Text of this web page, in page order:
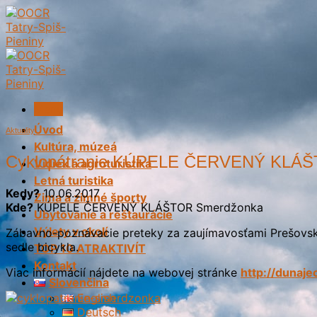
Skip
to
content
Úvod
Kultúra, múzeá
Vidiek a agroturistika
Letná turistika
Zima a zimné športy
Ubytovanie a reštaurácie
Výlety v okolí
TOP 10 ATRAKTIVÍT
Kontakt
Slovenčina
English
Deutsch
Aktuality
Cyklopátranie KÚPELE ČERVENÝ
Kedy?10.06.2017
Kde?KÚPELE ČERVENÝ KLÁŠTOR Smerdžonka
Zábavno-poznávacie preteky za zaujímavosťami
sedle bicykla.
Viac informácií nájdete na webovej stránke http://